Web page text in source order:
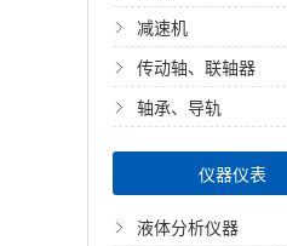
减速机
传动轴、联轴器
轴承、导轨
仪器仪表
液体分析仪器